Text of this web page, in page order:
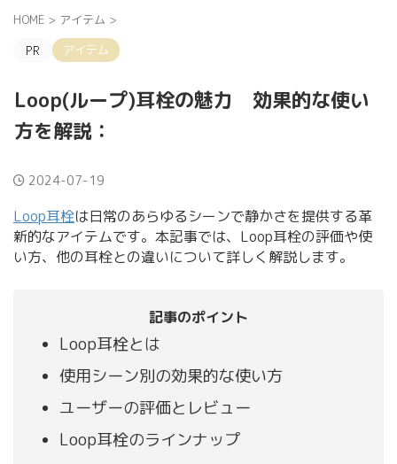
HOME > アイテム >
アイテム
Loop(ループ)耳栓の魅力 効果的な使い
方を解説：
2024-07-19
Loop耳栓は日常のあらゆるシーンで静かさを提供する革
新的なアイテムです。本記事では、Loop耳栓の評価や使
い方、他の耳栓との違いについて詳しく解説します。
記事のポイント
Loop耳栓とは
使用シーン別の効果的な使い方
ユーザーの評価とレビュー
Loop耳栓のラインナップ